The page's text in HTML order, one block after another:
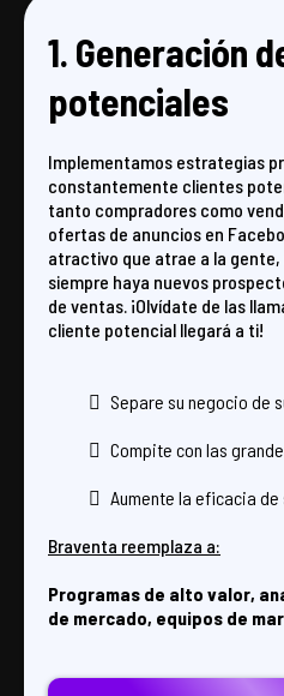
1. Generación
potenciales
Implementamos estrategias
constantemente clientes
tanto compradores como
ofertas de anuncios en
atractivo que atrae a la gente,
siempre haya nuevos
de ventas. ¡Olvídate de las
cliente potencial llegará a ti!
Separe su negocio de
Compite con las
Aumente la eficacia
Braventa reemplaza a:
Programas de alto valor,
de mercado, equipos de